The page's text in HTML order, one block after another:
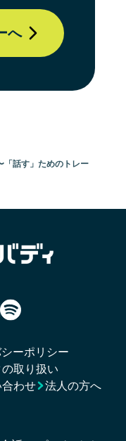
へ
「話す」ためのトレー
ーポリシー
取り扱い
わせ 法人の方へ